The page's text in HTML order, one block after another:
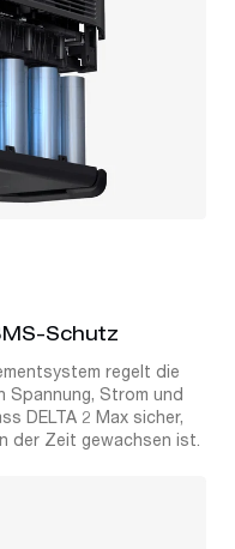
Schutz
regelt die
Spannung, Strom und
DELTA 2 Max sicher,
der Zeit gewachsen ist.